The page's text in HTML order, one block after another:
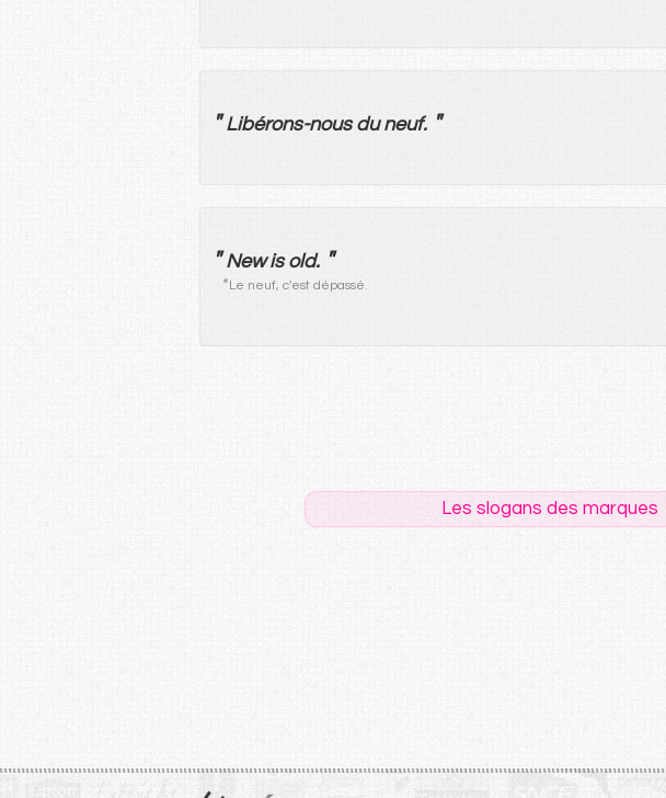
" Libérons-nous du neuf. "
"New is old. "
*Le neuf, c'est dépassé.
Les slogans des marques